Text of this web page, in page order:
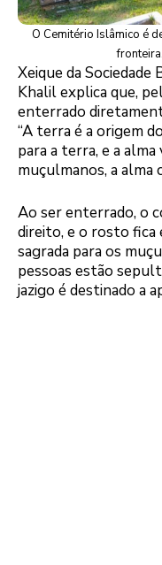
O Cemitério Islâmico é
Xeique da
Khalil explica que,
enterrado
“A terra é a origem
para a terra, e a alma
muçulmanos, a alma
Ao ser enterrado, o
direito, e o rosto fica
sagrada para os
pessoas estão
jazigo é destinado a